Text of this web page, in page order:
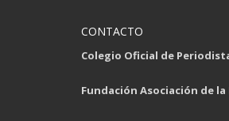
CONTACTO
Colegio Oficial de
Fundación Asociación de la